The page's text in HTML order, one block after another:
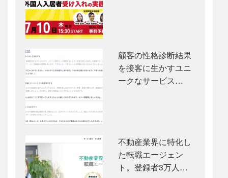
顧客の性格診断結果
を接客に生かすユニ
ークなサービス…
不動産業界に特化し
た転職エージェン
ト。登録者3万人…